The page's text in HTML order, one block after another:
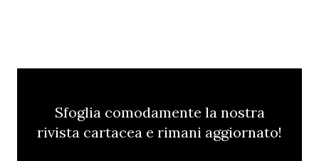
Sfoglia comodamente la nostra
rivista cartacea e rimani aggiornato!